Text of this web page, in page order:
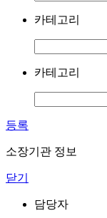
카테고리
카테고리
등록
소장기관 정보
닫기
담당자